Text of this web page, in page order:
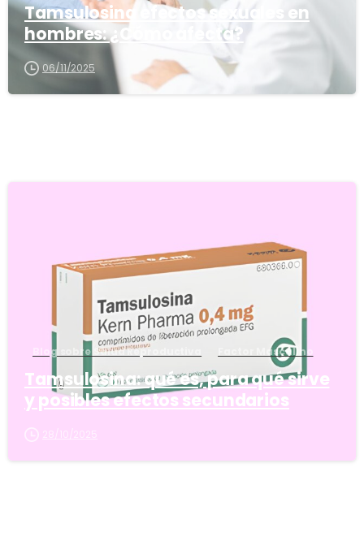
Tamsulosina efectos sexuales en
hombres: ¿Cómo afecta?
06/11/2025
Blog sobre Salud Reproductiva Factor Masculino
Tamsulosina: qué es, para qué sirve
y posibles efectos secundarios
28/10/2025